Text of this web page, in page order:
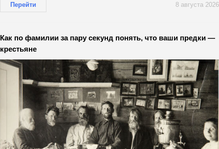
Перейти 8 августа 2026
Как по фамилии за пару секунд понять, что ваши предки —
крестьяне